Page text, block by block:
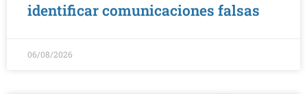
identificar comunicaciones falsas
06/08/2026